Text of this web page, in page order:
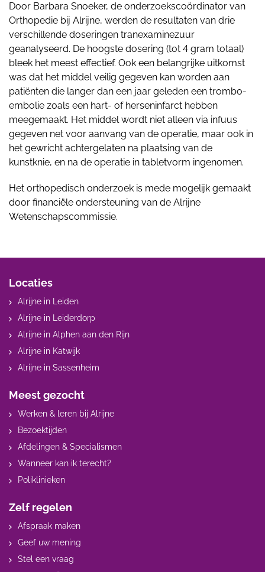
Door Barbara Snoeker, de onderzoekscoördinator van
Orthopedie bij Alrijne, werden de resultaten van drie
verschillende doseringen tranexaminezuur
geanalyseerd. De hoogste dosering (tot 4 gram totaal)
bleek het meest effectief. Ook een belangrijke uitkomst
was dat het middel veilig gegeven kan worden aan
patiënten die langer dan een jaar geleden een trombo-
embolie zoals een hart- of herseninfarct hebben
meegemaakt. Het middel wordt niet alleen via infuus
gegeven net voor aanvang van de operatie, maar ook in
het gewricht achtergelaten na plaatsing van de
kunstknie, en na de operatie in tabletvorm ingenomen.
Het orthopedisch onderzoek is mede mogelijk gemaakt
door financiële ondersteuning van de Alrijne
Wetenschapscommissie.
Locaties
Alrijne in Leiden
Alrijne in Leiderdorp
Alrijne in Alphen aan den Rijn
Alrijne in Katwijk
Alrijne in Sassenheim
Meest gezocht
Werken & leren bij Alrijne
Bezoektijden
Afdelingen & Specialismen
Wanneer kan ik terecht?
Poliklinieken
Zelf regelen
Afspraak maken
Geef uw mening
Stel een vraag